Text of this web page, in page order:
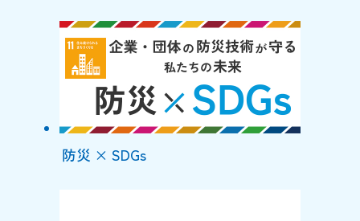
防災 × SDGs